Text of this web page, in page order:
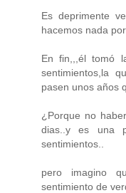
Es deprimente
hacemos nada
En fin,,,él tomó
sentimientos,la
pasen unos años
¿Porque no
dias..y es una
sentimientos..
pero imagino
sentimiento de